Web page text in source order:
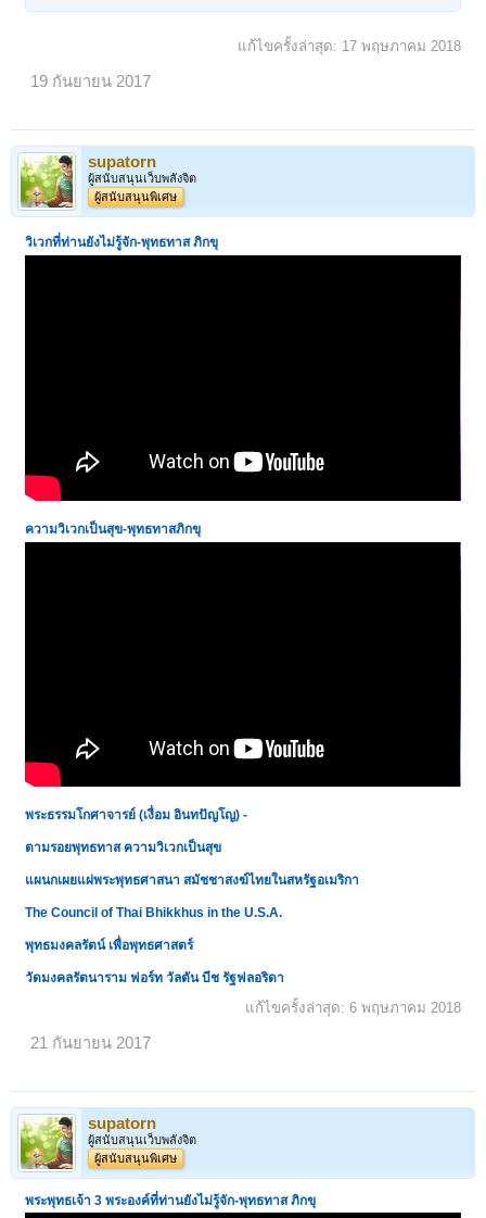
แก้ไขครั้งล่าสุด: 17 พฤษภาคม 2018
19 กันยายน 2017
supatorn
ผู้สนับสนุนเว็บพลังจิต
ผู้สนับสนุนพิเศษ
วิเวกที่ท่านยังไม่รู้จัก-พุทธทาส ภิกขุ
ความวิเวกเป็นสุข-พุทธทาสภิกขุ
พระธรรมโกศาจารย์ (เงื่อม อินทปัญโญ) -
ตามรอยพุทธทาส ความวิเวกเป็นสุข
แผนกเผยแผ่พระพุทธศาสนา สมัชชาสงฆ์ไทยในสหรัฐอเมริกา
The Council of Thai Bhikkhus in the U.S.A.
พุทธมงคลรัตน์ เพื่อพุทธศาสตร์
วัดมงคลรัตนาราม ฟอร์ท วัลตัน บีช รัฐฟลอริดา
แก้ไขครั้งล่าสุด: 6 พฤษภาคม 2018
21 กันยายน 2017
supatorn
ผู้สนับสนุนเว็บพลังจิต
ผู้สนับสนุนพิเศษ
พระพุทธเจ้า 3 พระองค์ที่ท่านยังไม่รู้จัก-พุทธทาส ภิกขุ